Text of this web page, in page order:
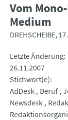
Vom
Medium
DREHSCHEIBE
Letzte Änderung
26.11.2007
Stichwort(e)
AdDesk Beruf
Newsdesk